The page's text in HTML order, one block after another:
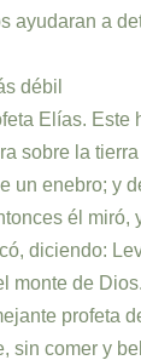
a
débil
Elías.
la
un enebro;
él
diciendo:
monte de
comer y